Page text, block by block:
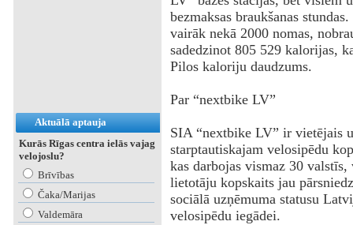
Aktuālā aptauja
Kurās Rīgas centra ielās vajag
velojoslu?
Brīvības
Čaka/Marijas
Valdemāra
bezmaksas braukšanas
vairāk nekā 2000 nomas,
sadedzinot 805 529 kalorijas,
Pilos kaloriju daudzums.
Par “nextbike LV”
SIA “nextbike LV” ir vietējais
starptautiskajam velosipēdu
kas darbojas vismaz 30
lietotāju kopskaits jau
sociālā uzņēmuma statusu
velosipēdu iegādei.